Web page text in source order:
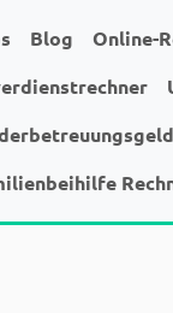
Blog Online-